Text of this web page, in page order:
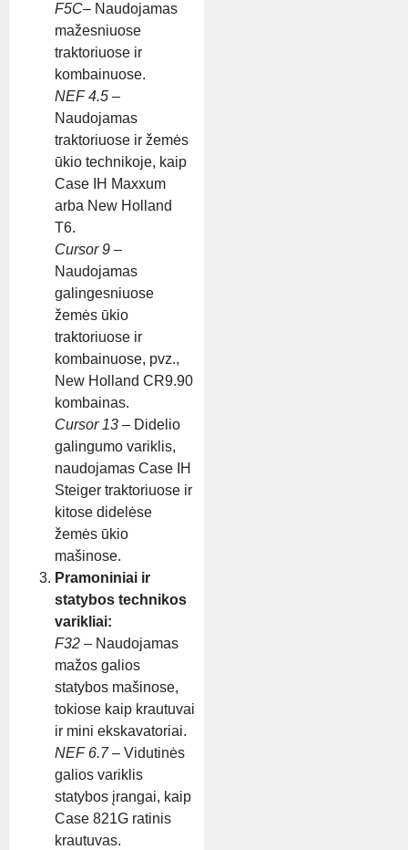
F5C– Naudojamas
mažesniuose
traktoriuose ir
kombainuose.
NEF 4.5 –
Naudojamas
traktoriuose ir žemės
ūkio technikoje, kaip
Case IH Maxxum
arba New Holland
T6.
Cursor 9 –
Naudojamas
galingesniuose
žemės ūkio
traktoriuose ir
kombainuose, pvz.,
New Holland CR9.90
kombainas.
Cursor 13 – Didelio
galingumo variklis,
naudojamas Case IH
Steiger traktoriuose ir
kitose didelėse
žemės ūkio
mašinose.
Pramoniniai ir
statybos technikos
varikliai:
F32 – Naudojamas
mažos galios
statybos mašinose,
tokiose kaip krautuvai
ir mini ekskavatoriai.
NEF 6.7– Vidutinės
galios variklis
statybos įrangai, kaip
Case 821G ratinis
krautuvas.